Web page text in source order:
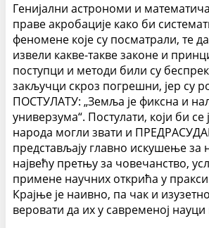
Генијални астрономи и
праве акробације како би
феномене које су посматрали, те
извели какве-такве законе и
поступци и методи били су
закључци скроз погрешни, јер су
ПОСТУЛАТУ: „Земља је фиксна и
универзума“. Постулати, који би се
народа могли звати и
представљају главно искушење за
највећу претњу за човечанство,
примене научних открића у
Крајње је наивно, па чак и
веровати да их у савременој